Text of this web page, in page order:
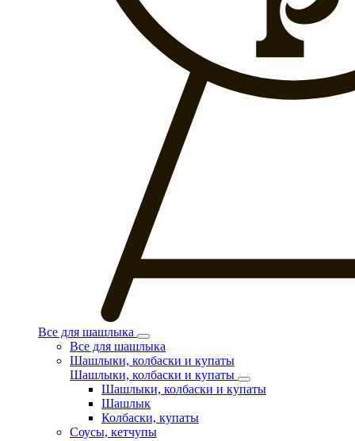
Все для шашлыка
Все для шашлыка
Шашлыки, колбаски и купаты
Шашлыки, колбаски и купаты
Шашлыки, колбаски и купаты
Шашлык
Колбаски, купаты
Соусы, кетчупы